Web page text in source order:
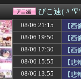
【UFO戦士ダイア
ガンダムゲーって
【アークナイツ】
【ライザのアトリ
【ラブライブ！】
【マーベル】ハル
【デレマス】Pの
【話題】日本で1
【悲報】サイバー
ぴこ速(〃'∇'
08/06 21:15
【
08/06 19:50
【
08/06 17:30
【
08/06 15:55
【
08/06 13:55
【